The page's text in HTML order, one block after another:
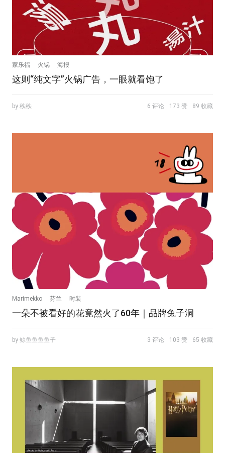
家乐福 火锅 海报
这则“纯文字”火锅广告，一眼就看饱了
by 秩秩 6 评论 173 赞 89 收藏
Marimekko 芬兰 时装
一朵不被看好的花竟然火了60年｜品牌兔子洞
by 鲸鱼鱼鱼鱼子 3 评论 103 赞 65 收藏